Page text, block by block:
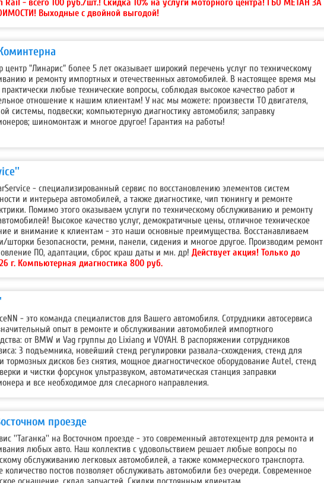
Rail - всего 100 руб./шт.! Скидка 10% на услуги моторного центра! ГБО МЕТАН ЗА
Выходные с двойной выгодой!
центр "Линарис" более 5 лет оказывает широкий перечень услуг по техническому
и ремонту импортных и отечественных автомобилей. В настоящее время мы
любые технические вопросы, соблюдая высокое качество работ и
отношение к нашим клиентам! У нас мы можете: произвести ТО двигателя,
системы, подвески; компьютерную диагностику автомобиля; заправку
шиномонтаж и многое другое! Гарантия на работы!
- специализированный сервис по восстановлению элементов систем
и интерьера автомобилей, а также диагностике, чип тюнингу и ремонте
Помимо этого оказываем услуги по техническому обслуживанию и ремонту
Высокое качество услуг, демократичные цены, отличное техническое
и внимание к клиентам - это наши основные преимущества. Восстанавливаем
шторки безопасности, ремни, панели, сидения и многое другое. Производим ремонт
ПО, адаптации, сброс краш даты и мн. др!Действует акция!Только до
г. Компьютерная диагностика 800 руб.
- это команда специалистов для Вашего автомобиля. Сотрудники автосервиса
опыт в ремонте и обслуживании автомобилей импортного
от BMW и Vag группы до Lixiang и VOYAH. В распоряжении сотрудников
3 подъемника, новейший стенд регулировки развала-схождения, стенд для
тормозных дисков без снятия, мощное диагностическое оборудование Autel, стенд
и чистки форсунок ультразвуком, автоматическая станция заправки
и все необходимое для слесарного направления.
проезде
''Таганка'' на Восточном проезде - это современный автотехцентр для ремонта и
любых авто. Наш коллектив с удовольствием решает любые вопросы по
обслуживанию легковых автомобилей, а также коммерческого транспорта.
количество постов позволяет обслуживать автомобили без очереди. Современное